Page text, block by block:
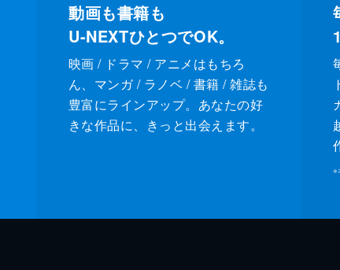
動画も書籍も
U-NEXTひとつでOK。
映画 / ドラマ / アニメはもちろ
ん、マンガ / ラノベ / 書籍 / 雑誌も
豊富にラインアップ。あなたの好
きな作品に、きっと出会えます。
※